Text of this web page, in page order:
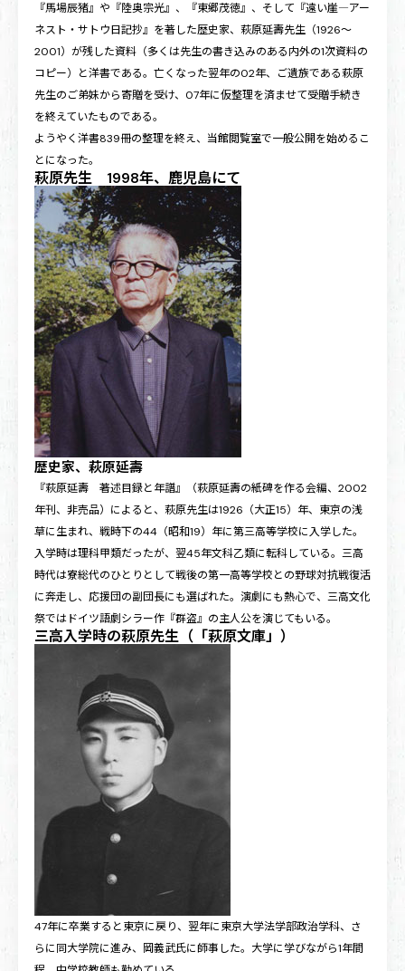
『馬場辰猪』や『陸奥宗光』、『東郷茂徳』、そして『遠い崖―アー
ネスト・サトウ日記抄』を著した歴史家、萩原延壽先生（1926〜
2001）が残した資料（多くは先生の書き込みのある内外の1次資料の
コピー）と洋書である。亡くなった翌年の02年、ご遺族である萩原
先生のご弟妹から寄贈を受け、07年に仮整理を済ませて受贈手続き
を終えていたものである。
ようやく洋書839冊の整理を終え、当館閲覧室で一般公開を始めるこ
とになった。
萩原先生 1998年、鹿児島にて
歴史家、萩原延壽
『萩原延壽 著述目録と年譜』（萩原延壽の紙碑を作る会編、2002
年刊、非売品）によると、萩原先生は1926（大正15）年、東京の浅
草に生まれ、戦時下の44（昭和19）年に第三高等学校に入学した。
入学時は理科甲類だったが、翌45年文科乙類に転科している。三高
時代は寮総代のひとりとして戦後の第一高等学校との野球対抗戦復活
に奔走し、応援団の副団長にも選ばれた。演劇にも熱心で、三高文化
祭ではドイツ語劇シラー作『群盗』の主人公を演じてもいる。
三高入学時の萩原先生（「萩原文庫」）
47年に卒業すると東京に戻り、翌年に東京大学法学部政治学科、さ
らに同大学院に進み、岡義武氏に師事した。大学に学びながら1年間